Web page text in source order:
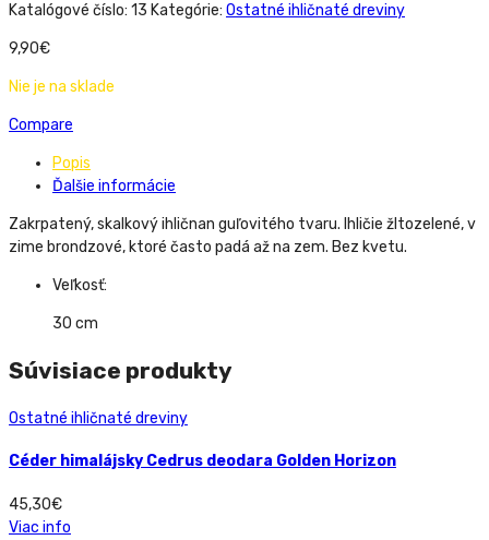
Katalógové číslo: 13 Kategórie: Ostatné ihličnaté dreviny
9,90€
Nie je na sklade
Compare
Popis
Ďalšie informácie
Zakrpatený, skalkový ihličnan guľovitého tvaru. Ihličie žltozelené, v
zime brondzové, ktoré často padá až na zem. Bez kvetu.
Veľkosť:
30 cm
Súvisiace produkty
Ostatné ihličnaté dreviny
Céder himalájsky Cedrus deodara Golden Horizon
45,30€
Viac info